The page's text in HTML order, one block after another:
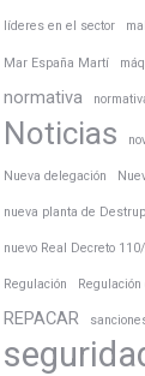
líderes en el sector
Mar España Martí
normativa
Noticias
Nueva delegación
nueva planta de
nuevo Real Decreto
Regulación
REPACAR